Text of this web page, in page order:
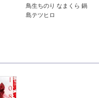
鳥生ちのり なまくら 鍋
島テツヒロ